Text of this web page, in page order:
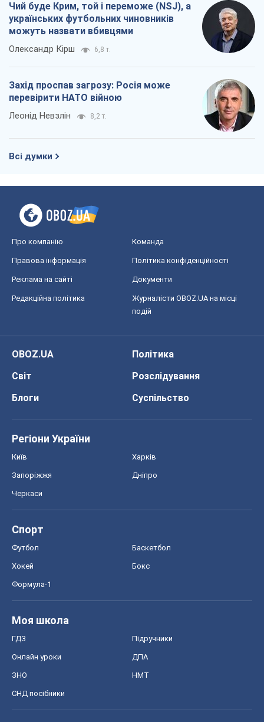
Чий буде Крим, той і переможе (NSJ), а
українських футбольних чиновників
можуть назвати вбивцями
Олександр Кірш 6,8 т.
Захід проспав загрозу: Росія може
перевірити НАТО війною
Леонід Невзлін 8,2 т.
Всі думки
Про компанію Команда
Правова інформація Політика конфіденційності
Реклама на сайті Документи
Редакційна політика
Журналісти OBOZ.UA на місці
подій
OBOZ.UA
Політика
Світ
Розслідування
Блоги
Суспільство
Регіони України
Київ Харків
Запоріжжя Дніпро
Черкаси
Спорт
Футбол Баскетбол
Хокей Бокс
Формула-1
Моя школа
ГДЗ Підручники
Онлайн уроки ДПА
ЗНО НМТ
СНД посібники